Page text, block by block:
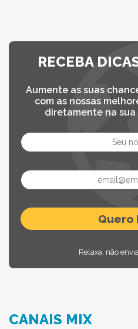
RECEBA
Aumente as suas
com as nossas
diretamente na
Relaxa, não
CANAIS MIX